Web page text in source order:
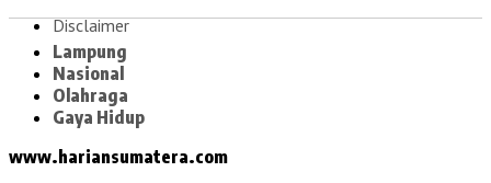
Disclaimer
Lampung
Nasional
Olahraga
Gaya Hidup
www.hariansumatera.com